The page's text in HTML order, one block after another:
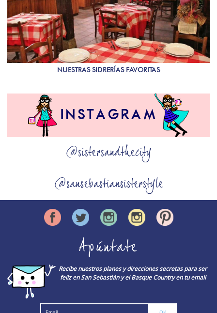
NUESTRAS SIDRERÍAS FAVORITAS
@sistersandthecity
@sansebastiansisterstyle
Apúntate
Recibe nuestros planes y direcciones secretas para ser
feliz en San Sebastián y el Basque Country en tu email